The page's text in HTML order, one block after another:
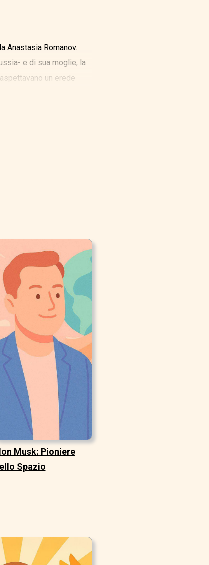
Anastasia Romanov.
e di sua moglie, la
un erede
Musk: Pioniere
Spazio